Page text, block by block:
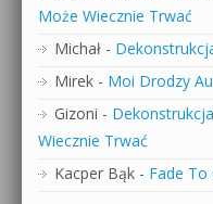
Może Wiecznie Trwać
Michał -
Mirek - Moi Drodzy
Gizoni -
Wiecznie Trwać
Kacper Bąk - Fade To